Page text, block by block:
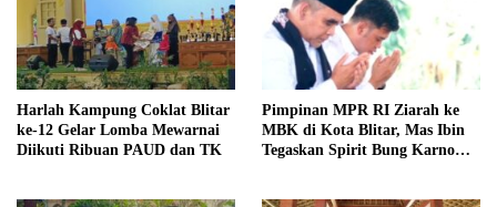
Harlah Kampung Coklat Blitar
ke-12 Gelar Lomba Mewarnai
Diikuti Ribuan PAUD dan TK
Pimpinan MPR RI Ziarah ke
MBK di Kota Blitar, Mas Ibin
Tegaskan Spirit Bung Karno